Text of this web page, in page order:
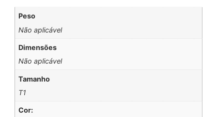
Peso
Não aplicável
Dimensões
Não aplicável
Tamanho
T1
Cor: